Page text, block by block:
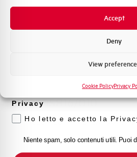
Accept
Deny
View
Cookie PolicyPrivacy
D90SB16/010
RCBO AEG 1P+N B 16A 10kA
prodotto e offerte da Elettra
Privacy
Ho letto e accetto la
Niente spam, solo contenuti utili. Puoi